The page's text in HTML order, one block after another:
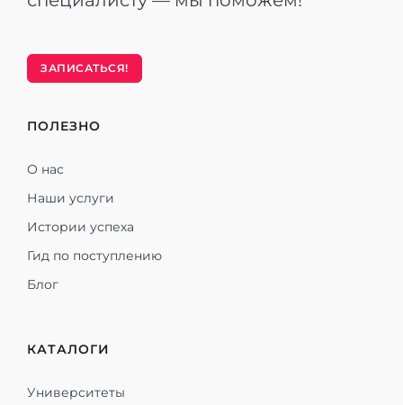
ЗАПИСАТЬСЯ!
ПОЛЕЗНО
О нас
Наши услуги
Истории успеха
Гид по поступлению
Блог
КАТАЛОГИ
Университеты